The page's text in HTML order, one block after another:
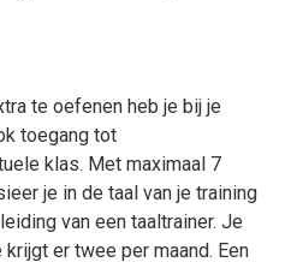
te oefenen heb je bij je
toegang tot
klas. Met maximaal 7
je in de taal van je training
van een taaltrainer. Je
er twee per maand. Een